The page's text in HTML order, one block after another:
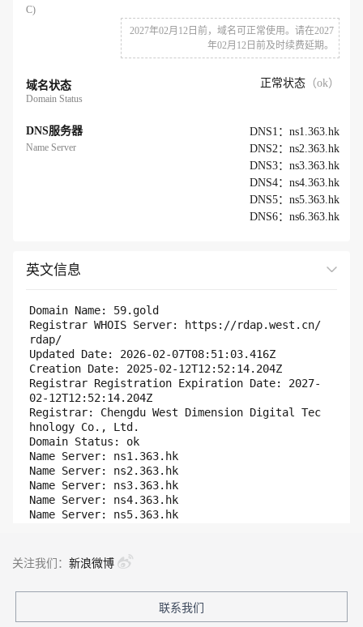
C)
2027年02月12日前，域名可正常使用。请在2027
年02月12日前及时续费延期。
域名状态
Domain Status
正常状态 （ok）
DNS服务器
Name Server
DNS1：ns1.363.hk
DNS2：ns2.363.hk
DNS3：ns3.363.hk
DNS4：ns4.363.hk
DNS5：ns5.363.hk
DNS6：ns6.363.hk
英文信息
Domain Name: 59.gold
Registrar WHOIS Server: https://rdap.west.cn/
rdap/
Updated Date: 2026-02-07T08:51:03.416Z
Creation Date: 2025-02-12T12:52:14.204Z
Registrar Registration Expiration Date: 2027-
02-12T12:52:14.204Z
Registrar: Chengdu West Dimension Digital Tec
hnology Co., Ltd.
Domain Status: ok
Name Server: ns1.363.hk
Name Server: ns2.363.hk
Name Server: ns3.363.hk
Name Server: ns4.363.hk
Name Server: ns5.363.hk
URL of the ICANN WHOIS Data Problem Reporting
System: http://wdprs.internic.net/
关注我们： 新浪微博
联系我们